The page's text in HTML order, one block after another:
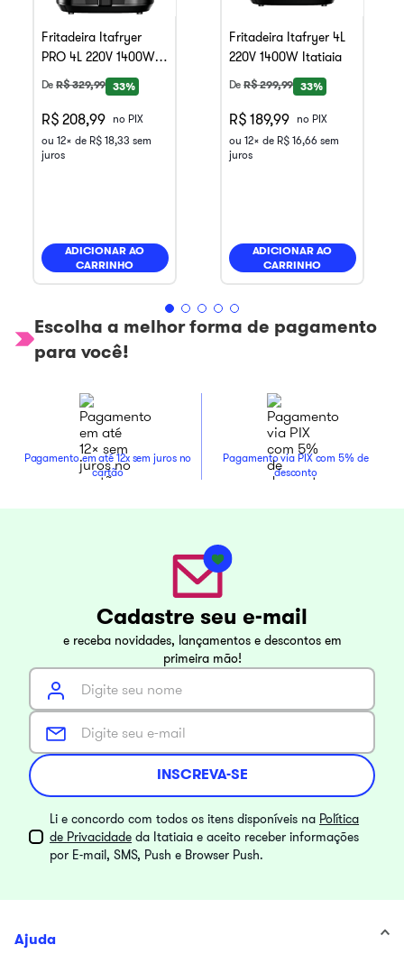
Fritadeira Itafryer
PRO 4L 220V 1400W
Itatiaia
DeR$329,99 33%
R$ 208,99
no PIX
ou 12x de R$ 18,33 sem
juros
ADICIONAR AO
CARRINHO
Fritadeira Itafryer 4L
220V 1400W Itatiaia
DeR$299,99 33%
R$ 189,99
no PIX
ou 12x de R$ 16,66 sem
juros
ADICIONAR AO
CARRINHO
Escolha a melhor forma de pagamento
para você!
Pagamento em até 12x sem juros no
cartão
Pagamento via PIX com 5% de
desconto
Cadastre seu e-mail
e receba novidades, lançamentos e descontos em
primeira mão!
INSCREVA-SE
Li e concordo com todos os itens disponíveis na Política
de Privacidade da Itatiaia e aceito receber informações
por E-mail, SMS, Push e Browser Push.
Ajuda